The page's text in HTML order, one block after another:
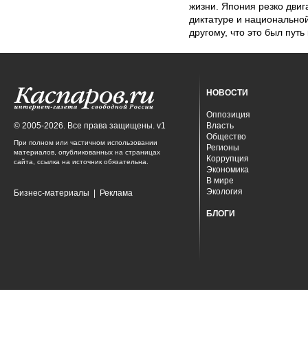
жизни. Япония резко
диктатуре и
другому, что это был
© 2005-2026. Все права защищены. v1
При полном или частичном использовании
материалов, опубликованных на страницах
сайта, ссылка на источник обязательна.
Бизнес-материалы Реклама
НОВОСТИ
Оппозиция
Власть
Общество
Регионы
Коррупция
Экономика
В мире
Экология
БЛОГИ